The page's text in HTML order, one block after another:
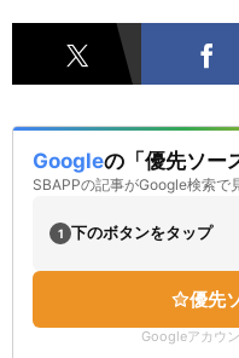
Googleの「優先ソー
SBAPPの記事がGoogle検索で
1 下のボタンをタップ
優先
Googleアカウ